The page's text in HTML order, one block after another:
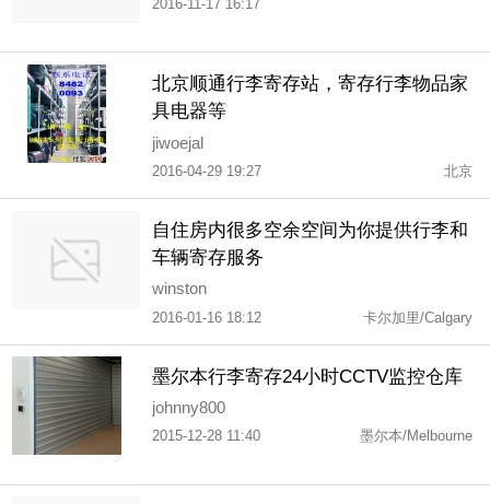
2016-11-17 16:17
北京顺通行李寄存站，寄存行李物品家
具电器等
jiwoejal
2016-04-29 19:27 北京
自住房内很多空余空间为你提供行李和
车辆寄存服务
winston
2016-01-16 18:12 卡尔加里/Calgary
墨尔本行李寄存24小时CCTV监控仓库
johnny800
2015-12-28 11:40 墨尔本/Melbourne